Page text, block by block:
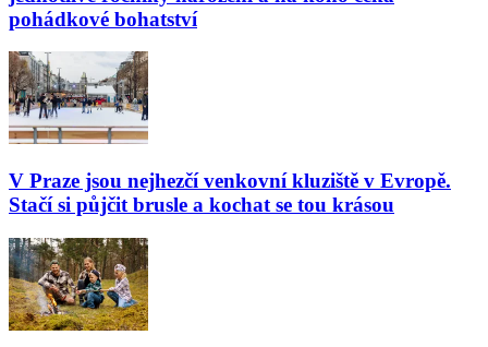
pohádkové bohatství
V Praze jsou nejhezčí venkovní kluziště v Evropě.
Stačí si půjčit brusle a kochat se tou krásou